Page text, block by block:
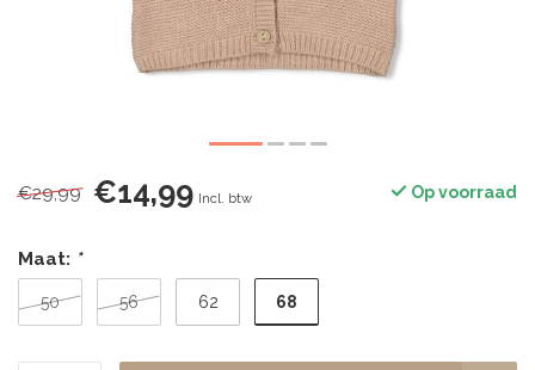
€29,99 €14,99 Incl. btw Op voorraad
Maat: *
50 56 62 68